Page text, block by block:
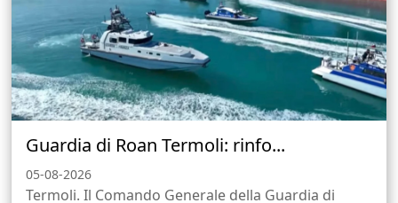
Guardia di Roan Termoli: rinfo...
05-08-2026
Termoli. Il Comando Generale della Guardia di